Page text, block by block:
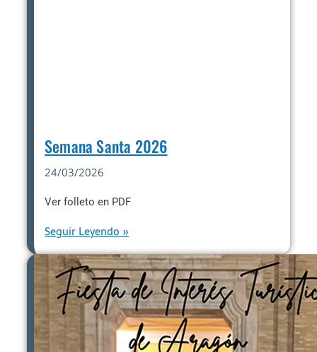
Semana Santa 2026
24/03/2026
Ver folleto en PDF
Seguir Leyendo »